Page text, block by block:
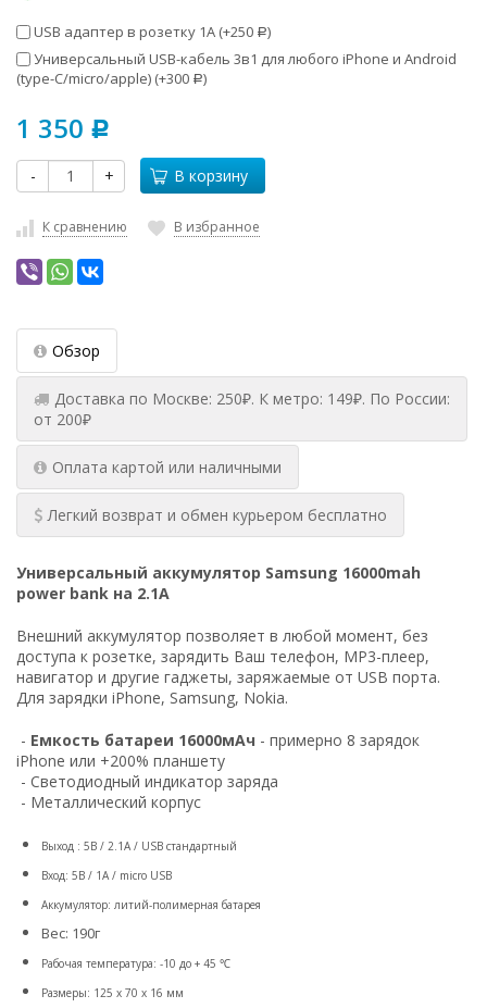
USB адаптер в розетку 1А (+250 Р)
Универсальный USB-кабель 3в1 для любого iPhone и Android
(type-C/micro/apple) (+300 Р)
1 350 Р
- + В корзину
К сравнению В избранное
Обзор
Доставка по Москве: 250₽. К метро: 149₽. По России:
от 200₽
Оплата картой или наличными
Легкий возврат и обмен курьером бесплатно
Универсальный аккумулятор Samsung 16000mah
power bank на 2.1A
Внешний аккумулятор позволяет в любой момент, без
доступа к розетке, зарядить Ваш телефон, MP3-плеер,
навигатор и другие гаджеты, заряжаемые от USB порта.
Для зарядки iPhone, Samsung, Nokia.
- Емкость батареи 16000мАч - примерно 8 зарядок
iPhone или +200% планшету
- Светодиодный индикатор заряда
- Металлический корпус
Выход : 5В / 2.1A / USB стандартный
Вход: 5В / 1A / micro USB
Аккумулятор: литий-полимерная батарея
Вес: 190г
Рабочая температура: -10 до + 45 ℃
Размеры: 125 х 70 х 16 мм